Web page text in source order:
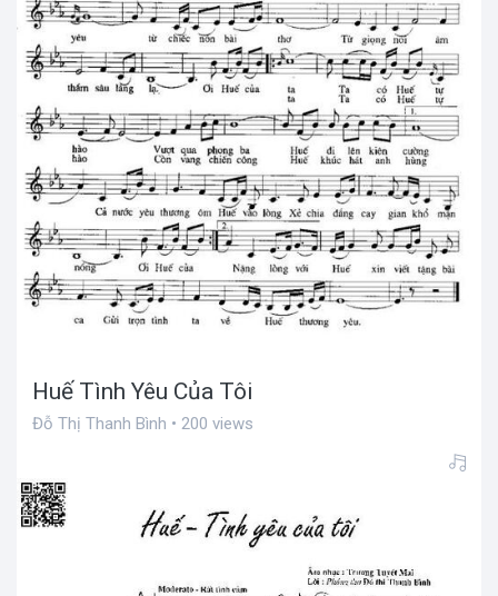
Huế Tình Yêu Của Tôi
Đỗ Thị Thanh Bình • 200 views